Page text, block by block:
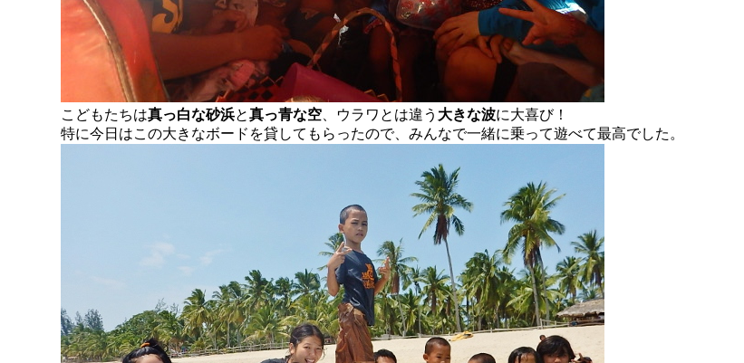
こどもたちは真っ白な砂浜と真っ青な空 、ウラワとは違う 大きな波に大喜び！
特に今日はこの大きなボードを貸してもらったので、みんなで一緒に乗って遊べて最高でした。